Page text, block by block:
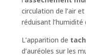
circulation de l’air
réduisant
L’apparition de
d’auréoles sur les